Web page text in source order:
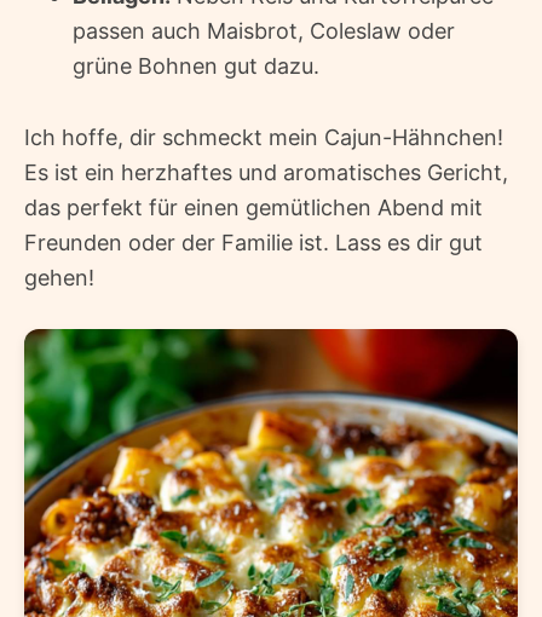
passen auch Maisbrot, Coleslaw oder
grüne Bohnen gut dazu.
Ich hoffe, dir schmeckt mein Cajun-Hähnchen!
Es ist ein herzhaftes und aromatisches Gericht,
das perfekt für einen gemütlichen Abend mit
Freunden oder der Familie ist. Lass es dir gut
gehen!